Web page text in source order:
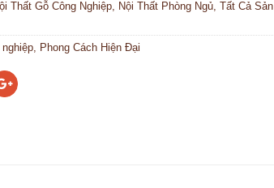
Thất Gỗ Công Nghiệp, Nội Thất Phòng Ngủ, Tất Cả Sản
, Phong Cách Hiện Đại